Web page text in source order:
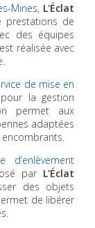
Mines, L'Éclat
prestations de
des équipes
réalisée avec
de mise en
pour la gestion
permet aux
adaptées
d’enlèvement
par L'Éclat
des objets
de libérer